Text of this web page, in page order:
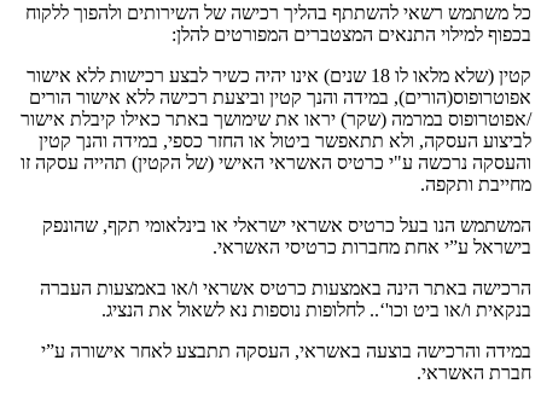
כל משתמש רשאי להשתתף בהליך רכישה של השירותים ולהפוך ללקוח
בכפוף למילוי התנאים המצטברים המפורטים להלן:
קטין (שלא מלאו לו שנים) אינו יהיה כשיר לבצע רכישות ללא אישור
אפוטרופוס(הורים), במידה והנך קטין וביצעת רכישה ללא אישור הורים
/אפוטרופוס במרמה (שקר) יראו את שימושך באתר כאילו קיבלת אישור
לביצוע העסקה, ולא תתאפשר ביטול או החזר כספי, במידה והנך קטין
והעסקה נרכשה ע"י כרטיס האשראי האישי (של הקטין) תהייה עסקה זו
מחייבת ותקפה.
המשתמש הנו בעל כרטיס אשראי ישראלי או בינלאומי תקף, שהונפק
בישראל ע”י אחת מחברות כרטיסי האשראי.
הרכישה באתר הינה באמצעות כרטיס אשראי ו/או באמצעות העברה
בנקאית ו/או ביט וכו'‘.. לחלופות נוספות נא לשאול את הנציג.
במידה והרכישה בוצעה באשראי, העסקה תתבצע לאחר אישורה ע”י
חברת האשראי.